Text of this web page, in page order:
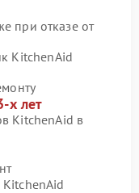
при отказе от
KitchenAid
х лет
KitchenAid в